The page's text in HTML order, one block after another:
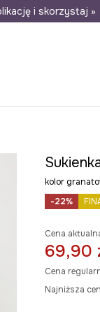
30 dni
i skorzystaj »
kolor
-22%
Cena
69,90
Cena
Najniższa